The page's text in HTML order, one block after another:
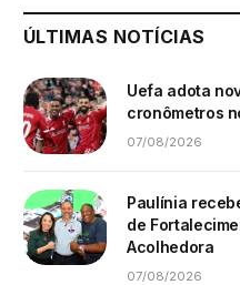
ÚLTIMAS NOTÍCIAS
Uefa adota
cronômetros
07/08/2026
Paulínia
de
Acolhedora
07/08/2026